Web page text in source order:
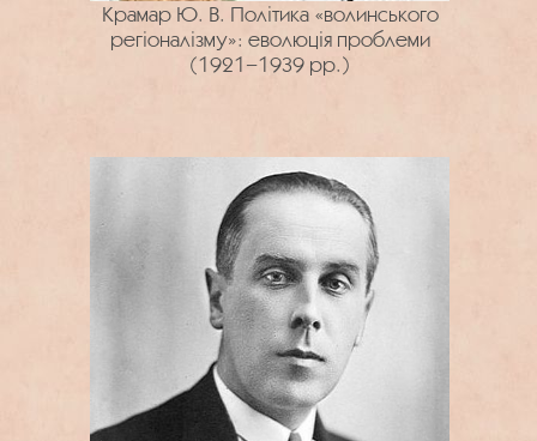
Крамар Ю. В. Політика «волинського
регіоналізму»: еволюція проблеми
(1921−1939 рр.)